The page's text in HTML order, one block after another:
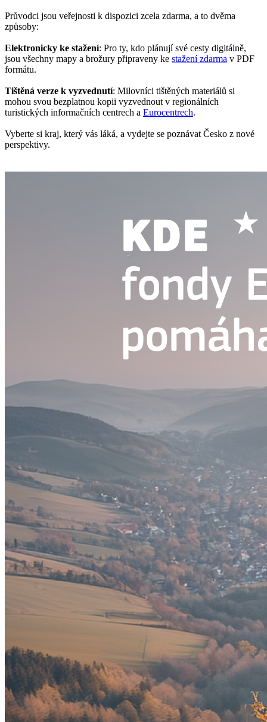
Průvodci jsou veřejnosti k dispozici zcela zdarma, a to dvěma
způsoby:
Elektronicky ke stažení: Pro ty, kdo plánují své cesty digitálně,
jsou všechny mapy a brožury připraveny ke stažení zdarma v PDF
formátu.
Tištěná verze k vyzvednutí: Milovníci tištěných materiálů si
mohou svou bezplatnou kopii vyzvednout v regionálních
turistických informačních centrech a Eurocentrech.
Vyberte si kraj, který vás láká, a vydejte se poznávat Česko z nové
perspektivy.